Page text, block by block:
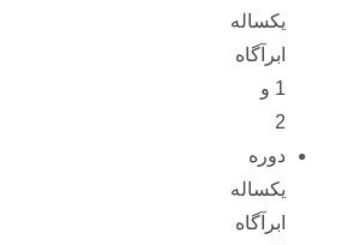
یکساله
ابرآگاه
1 و
2
دوره
یکساله
ابرآگاه